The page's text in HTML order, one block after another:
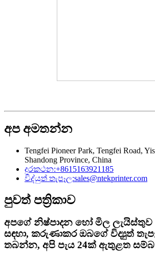
අප අමතන්න
Tengfei Pioneer Park, Tengfei Road,
Shandong Province, China
දුරකථන:+8615163921185
විද්යුත් තැපෑල:sales@ntekprinter.com
පුවත් පත්‍රිකාව
අපගේ නිෂ්පාදන හෝ මිල ලැයිස්තුව
සඳහා, කරුණාකර ඔබගේ විද්‍යුත්
තබන්න, අපි පැය 24ක් ඇතුළත